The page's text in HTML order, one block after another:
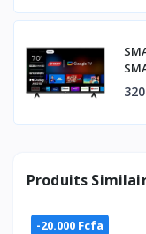
Produits
-20.000 Fcfa